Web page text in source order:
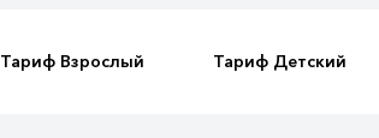
Тариф Взрослый Тариф Детский